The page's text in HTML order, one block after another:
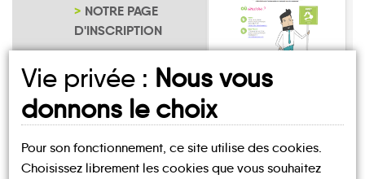
NOTRE PAGE
D'INSCRIPTION
Vie privée : Nous vous
donnons le choix
Pour son fonctionnement, ce site utilise des cookies.
Choisissez librement les cookies que vous souhaitez